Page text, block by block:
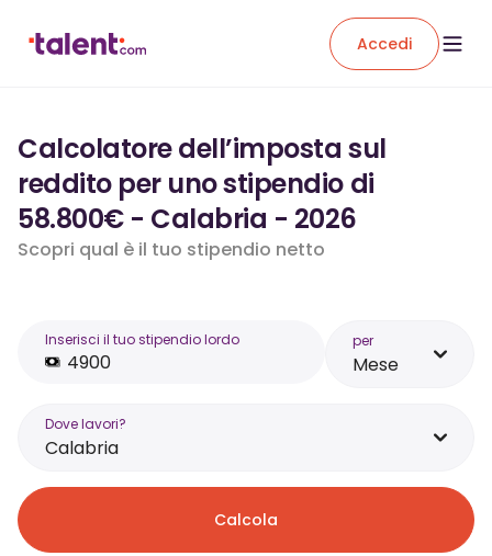
Accedi
Calcolatore dell’imposta sul
reddito per uno stipendio di
58.800€ - Calabria - 2026
Scopri qual è il tuo stipendio netto
Inserisci il tuo stipendio lordo per
Mese
Dove lavori?
Calabria
Calcola